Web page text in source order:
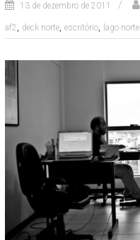
13 de dezembro de 2011
af2 , deck norte, escritório, lago norte